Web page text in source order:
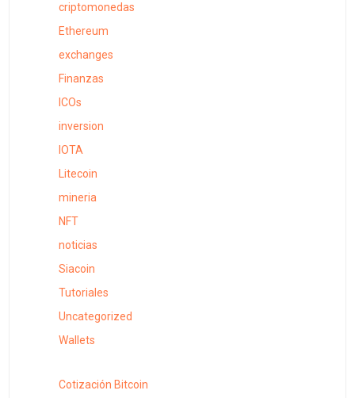
criptomonedas
Ethereum
exchanges
Finanzas
ICOs
inversion
IOTA
Litecoin
mineria
NFT
noticias
Siacoin
Tutoriales
Uncategorized
Wallets
Cotización Bitcoin